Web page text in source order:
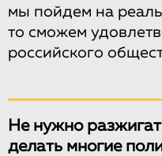
мы пойдем на
то сможем
российского
Не нужно
делать многие